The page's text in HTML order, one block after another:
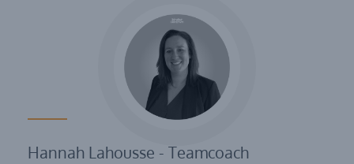
Hannah Lahousse - Teamcoach